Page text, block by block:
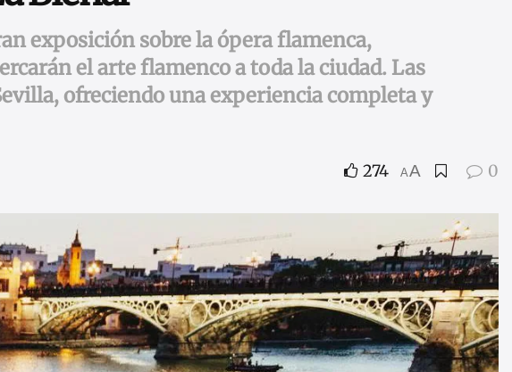
exposición sobre la ópera flamenca,
el arte flamenco a toda la ciudad. Las
ofreciendo una experiencia completa y
274 AA 0